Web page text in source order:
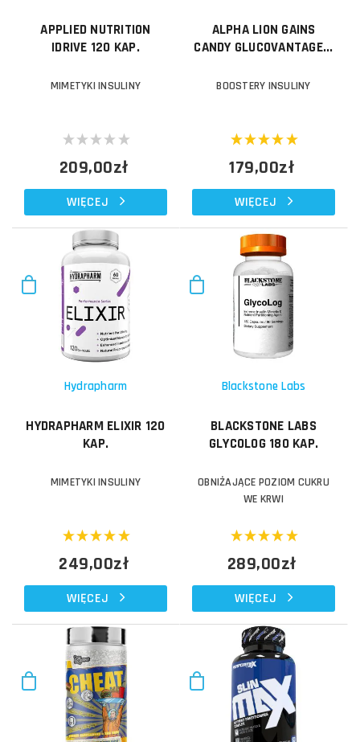
APPLIED NUTRITION
IDRIVE 120 KAP.
MIMETYKI INSULINY
209,00zł
WIĘCEJ
ALPHA LION GAINS
CANDY GLUCOVANTAGE...
BOOSTERY INSULINY
179,00zł
WIĘCEJ
Hydrapharm
HYDRAPHARM ELIXIR 120
KAP.
MIMETYKI INSULINY
249,00zł
WIĘCEJ
Blackstone Labs
BLACKSTONE LABS
GLYCOLOG 180 KAP.
OBNIŻAJĄCE POZIOM CUKRU
WE KRWI
289,00zł
WIĘCEJ